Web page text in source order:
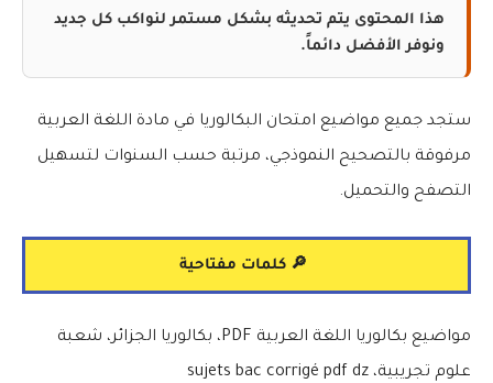
هذا المحتوى يتم تحديثه بشكل مستمر لنواكب كل جديد
ونوفر الأفضل دائماً.
ستجد جميع مواضيع امتحان البكالوريا في مادة اللغة العربية
مرفوقة بالتصحيح النموذجي، مرتبة حسب السنوات لتسهيل
التصفح والتحميل.
🔎 كلمات مفتاحية
مواضيع بكالوريا اللغة العربية PDF، بكالوريا الجزائر، شعبة
علوم تجريبية، sujets bac corrigé pdf dz